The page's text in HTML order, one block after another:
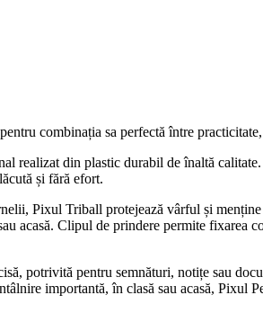
combinația sa perfectă între
realizat din plastic durabil de înaltă
și fără efort.
Pixul Triball protejează vârful și
acasă. Clipul de prindere permite fixarea
potrivită pentru semnături, notițe sau
importantă, în clasă sau acasă, Pixul